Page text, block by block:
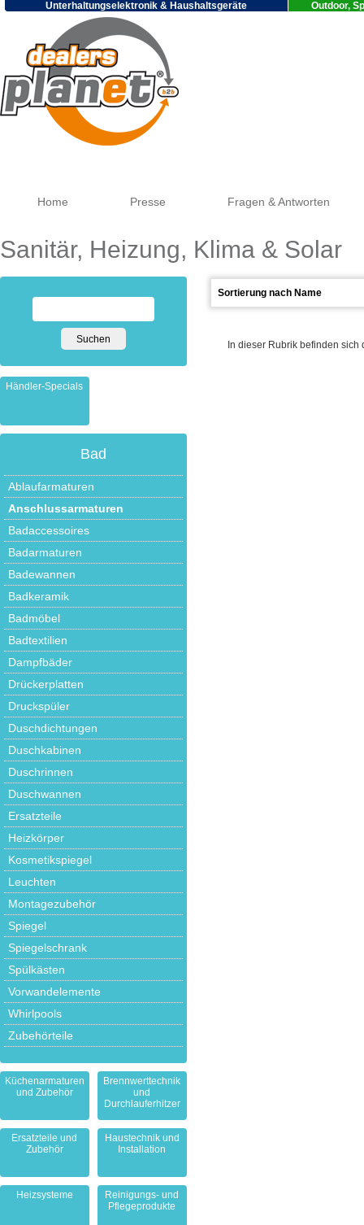
Unterhaltungselektronik & Haushaltsgeräte Outdoor,
Home Presse Fragen & Antworten
Sanitär, Heizung, Klima & Solar
In dieser Rubrik befinden
Händler-Specials
Bad
Ablaufarmaturen
Anschlussarmaturen
Badaccessoires
Badarmaturen
Badewannen
Badkeramik
Badmöbel
Badtextilien
Dampfbäder
Drückerplatten
Druckspüler
Duschdichtungen
Duschkabinen
Duschrinnen
Duschwannen
Ersatzteile
Heizkörper
Kosmetikspiegel
Leuchten
Montagezubehör
Spiegel
Spiegelschrank
Spülkästen
Vorwandelemente
Whirlpools
Zubehörteile
Küchenarmaturen
und Zubehör
Brennwerttechnik
und
Durchlauferhitzer
Ersatzteile und
Zubehör
Haustechnik und
Installation
Heizsysteme
Reinigungs- und
Pflegeprodukte